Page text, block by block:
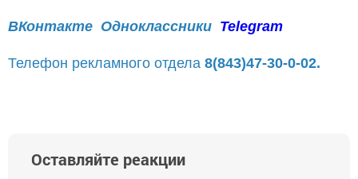
ВКонтакте Одноклассники Telegram
Телефон рекламного отдела 8(843)47-30-0-02.
Оставляйте реакции